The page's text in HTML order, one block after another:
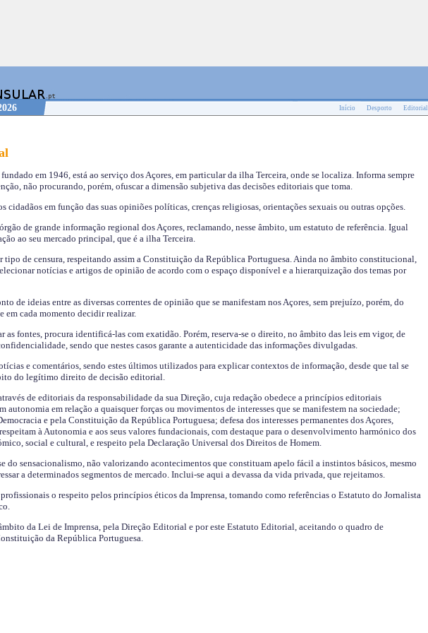
Início Desporto Editorial
em 1946, está ao serviço dos Açores, em particular da ilha Terceira, onde se localiza. Informa sempre
não procurando, porém, ofuscar a dimensão subjetiva das decisões editoriais que toma.
cidadãos em função das suas opiniões políticas, crenças religiosas, orientações sexuais ou outras opções.
de grande informação regional dos Açores, reclamando, nesse âmbito, um estatuto de referência. Igual
ao seu mercado principal, que é a ilha Terceira.
tipo de censura, respeitando assim a Constituição da República Portuguesa. Ainda no âmbito constitucional,
notícias e artigos de opinião de acordo com o espaço disponível e a hierarquização dos temas por
de ideias entre as diversas correntes de opinião que se manifestam nos Açores, sem prejuízo, porém, do
cada momento decidir realizar.
as fontes, procura identificá-las com exatidão. Porém, reserva-se o direito, no âmbito das leis em vigor, de
sendo que nestes casos garante a autenticidade das informações divulgadas.
e comentários, sendo estes últimos utilizados para explicar contextos de informação, desde que tal se
do legítimo direito de decisão editorial.
de editoriais da responsabilidade da sua Direção, cuja redação obedece a princípios editoriais
autonomia em relação a quaisquer forças ou movimentos de interesses que se manifestem na sociedade;
e pela Constituição da República Portuguesa; defesa dos interesses permanentes dos Açores,
à Autonomia e aos seus valores fundacionais, com destaque para o desenvolvimento harmónico dos
social e cultural, e respeito pela Declaração Universal dos Direitos de Homem.
do sensacionalismo, não valorizando acontecimentos que constituam apelo fácil a instintos básicos, mesmo
a determinados segmentos de mercado. Inclui-se aqui a devassa da vida privada, que rejeitamos.
profissionais o respeito pelos princípios éticos da Imprensa, tomando como referências o Estatuto do Jornalista
da Lei de Imprensa, pela Direção Editorial e por este Estatuto Editorial, aceitando o quadro de
da República Portuguesa.